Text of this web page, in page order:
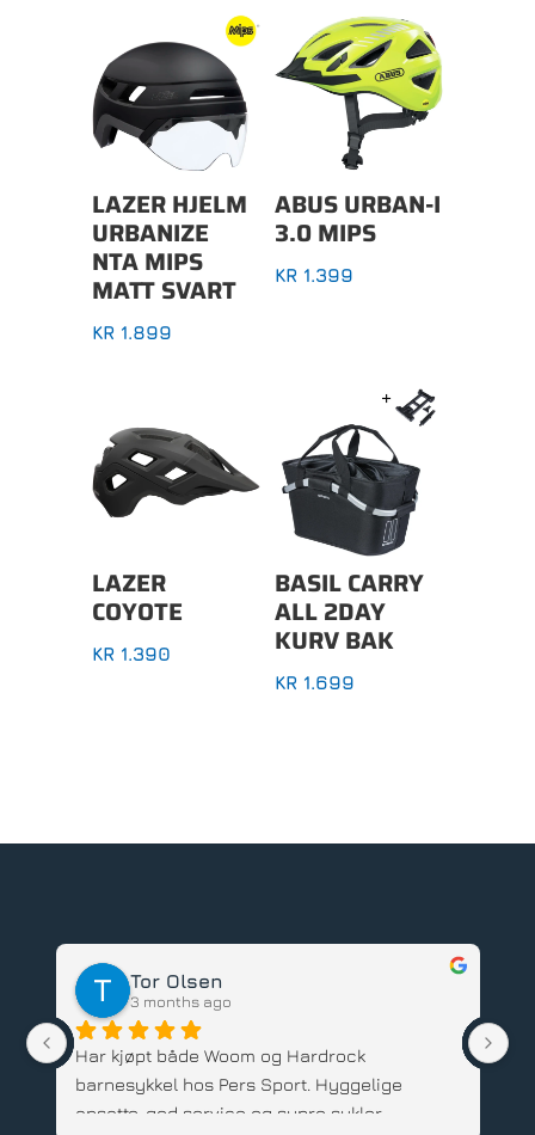
LAZER HJELM
URBANIZE
NTA MIPS
MATT SVART
KR1.899
ABUS URBAN-I
3.0 MIPS
KR1.399
LAZER
COYOTE
KR1.390
BASIL CARRY
ALL 2DAY
KURV BAK
KR1.699
Tor Olsen
3 months ago
Har kjøpt både Woom og Hardrock
barnesykkel hos Pers Sport. Hyggelige
ansatte, god service og supre sykler.